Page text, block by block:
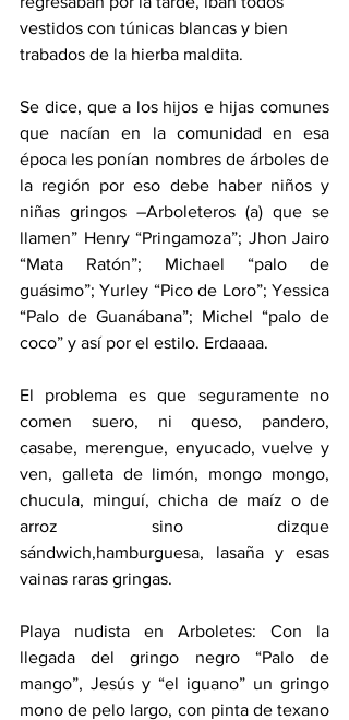
vestidos con túnicas blancas y bien
trabados de la hierba maldita.
Se dice, que a los hijos e hijas comunes
que nacían en la comunidad en esa
época les ponían nombres de árboles de
la región por eso debe haber niños y
niñas gringos –Arboleteros (a) que se
llamen” Henry “Pringamoza”; Jhon Jairo
“Mata Ratón”; Michael “palo de
guásimo”; Yurley “Pico de Loro”; Yessica
“Palo de Guanábana”; Michel “palo de
coco” y así por el estilo. Erdaaaa.
El problema es que seguramente no
comen suero, ni queso, pandero,
casabe, merengue, enyucado, vuelve y
ven, galleta de limón, mongo mongo,
chucula, minguí, chicha de maíz o de
arroz sino dizque
sándwich,hamburguesa, lasaña y esas
vainas raras gringas.
Playa nudista en Arboletes: Con la
llegada del gringo negro “Palo de
mango”, Jesús y “el iguano” un gringo
mono de pelo largo, con pinta de texano